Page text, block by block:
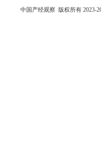
中国产经观察 版权所有 2023-